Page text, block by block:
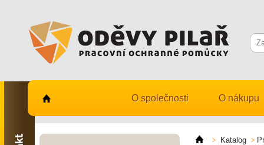
O společnosti O nákupu
Katalog
Kontaktujte nás
731 482 530